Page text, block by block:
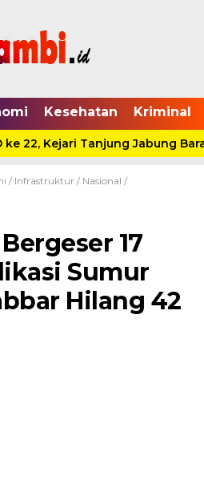
Kesehatan Kriminal
22, Kejari Tanjung Jabung
/ Infrastruktur / Nasional /
17
Sumur
Hilang 42